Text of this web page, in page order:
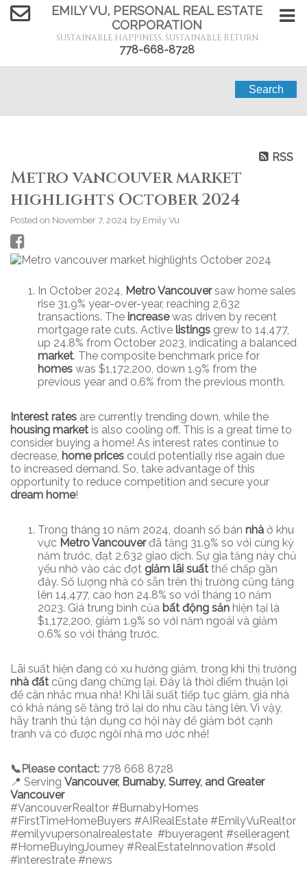
EMILY VU, PERSONAL REAL ESTATE
CORPORATION
SUSTAINABLE HAPPINESS, SUSTAINABLE RETURN
778-668-8728
Search
RSS
Metro vancouver market
highlights October 2024
Posted on November 7, 2024 by Emily Vu
In October 2024, Metro Vancouversaw home sales
rise 31.9% year-over-year, reaching 2,632
transactions. The increasewas driven by recent
mortgage rate cuts. Active listings grew to 14,477,
up 24.8% from October 2023, indicating a balanced
market. The composite benchmark price for
homes was $1,172,200, down 1.9% from the
previous year and 0.6% from the previous month.
Interest rates are currently trending down, while the
housing market is also cooling off. This is a great time to
consider buying a home! As interest rates continue to
decrease, home prices could potentially rise again due
to increased demand. So, take advantage of this
opportunity to reduce competition and secure your
dream home!
Trong tháng 10 năm 2024, doanh số bán nhà ở khu
vực Metro Vancouverđã tăng 31.9% so với cùng kỳ
năm trước, đạt 2,632 giao dịch. Sự gia tăng này chủ
yếu nhờ vào các đợt giảm lãi suất thế chấp gần
đây. Số lượng nhà có sẵn trên thị trường cũng tăng
lên 14,477, cao hơn 24.8% so với tháng 10 năm
2023. Giá trung bình của bất động sản hiện tại là
$1,172,200, giảm 1.9% so với năm ngoái và giảm
0.6% so với tháng trước.
Lãi suất hiện đang có xu hướng giảm, trong khi thị trường
nhà đất cũng đang chững lại. Đây là thời điểm thuận lợi
để cân nhắc mua nhà! Khi lãi suất tiếp tục giảm, giá nhà
có khả năng sẽ tăng trở lại do nhu cầu tăng lên. Vì vậy,
hãy tranh thủ tận dụng cơ hội này để giảm bớt cạnh
tranh và có được ngôi nhà mơ ước nhé!
📞Please contact: 778 668 8728
📍 Serving Vancouver, Burnaby, Surrey, and Greater
Vancouver
#VancouverRealtor #BurnabyHomes
#FirstTimeHomeBuyers #AIRealEstate #EmilyVuRealtor
#emilyvupersonalrealestate #buyeragent #selleragent
#HomeBuyingJourney #RealEstateInnovation #sold
#interestrate #news